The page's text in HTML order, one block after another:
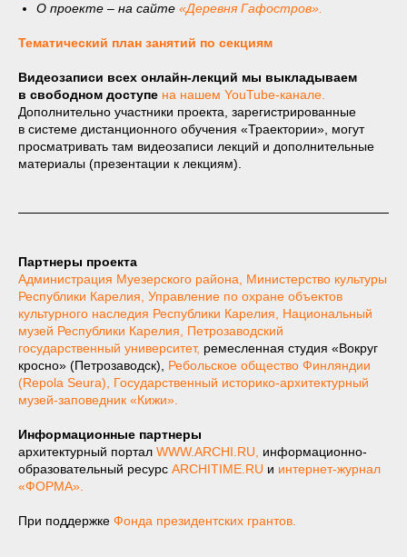
О проекте – на сайте «Деревня Гафостров».
Тематический план занятий по секциям
Видеозаписи всех онлайн-лекций мы выкладываем
в свободном доступе на нашем YouTube-канале.
Дополнительно участники проекта, зарегистрированные
в системе дистанционного обучения «Траектории», могут
просматривать там видеозаписи лекций и дополнительные
материалы (презентации к лекциям).
Партнеры проекта
Администрация Муезерского района
Министерство культуры
Республики Карелия Управление по охране объектов
культурного наследия Республики Карелия
Национальный
музей Республики Карелия
Петрозаводский
государственный университет, ремесленная студия «Вокруг
кросно» (Петрозаводск), Ребольское общество Финляндии
(Repola Seura)
Государственный историко-архитектурный
музей-заповедник «Кижи».
Информационные партнеры
архитектурный портал WWW.ARCHI.RU,
информационно-
образовательный ресурс ARCHITIME.RU и интернет-журнал
«ФОРМА».
При поддержке Фондa президентских грантов.